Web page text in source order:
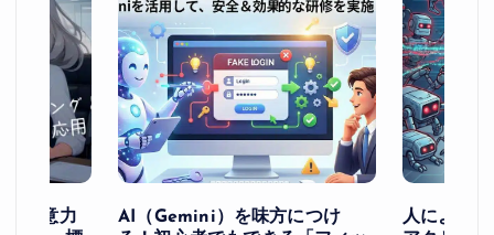
ー注意力
AI（Gemini）を味方につけ
人による